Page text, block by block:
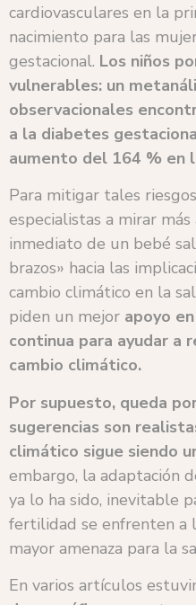
cardiovasculares en la
nacimiento para las
gestacional. Los niños
vulnerables: un
observacionales
a la diabetes
aumento del 164 % en
Para mitigar tales
especialistas a mirar
inmediato de un bebé
brazos» hacia las
cambio climático en la
piden un mejor apoyo
continua para ayudar a
cambio climático.
Por supuesto, queda
sugerencias son
climático sigue siendo
embargo, la adaptación
ya lo ha sido, inevitable
fertilidad se enfrenten a
mayor amenaza para la
En varios artículos